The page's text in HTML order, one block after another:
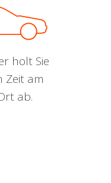
holt Sie
Zeit am
ab.